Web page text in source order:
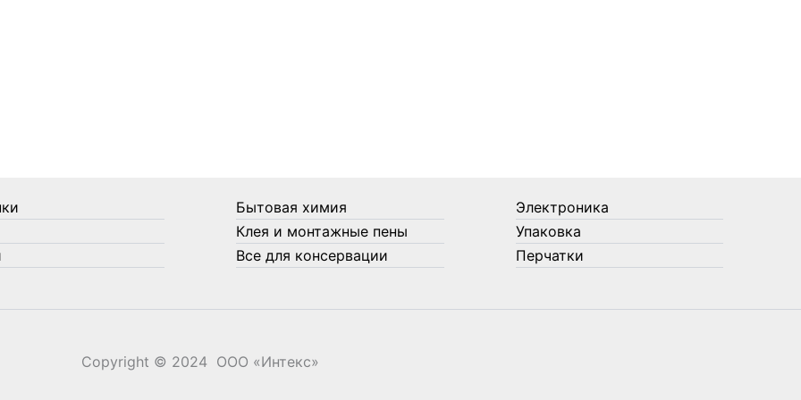
Бытовая химия
Клея и монтажные пены
Все для консервации
Электроника
Упаковка
Перчатки
Copyright © 2024 ООО «‎Интекс»‎